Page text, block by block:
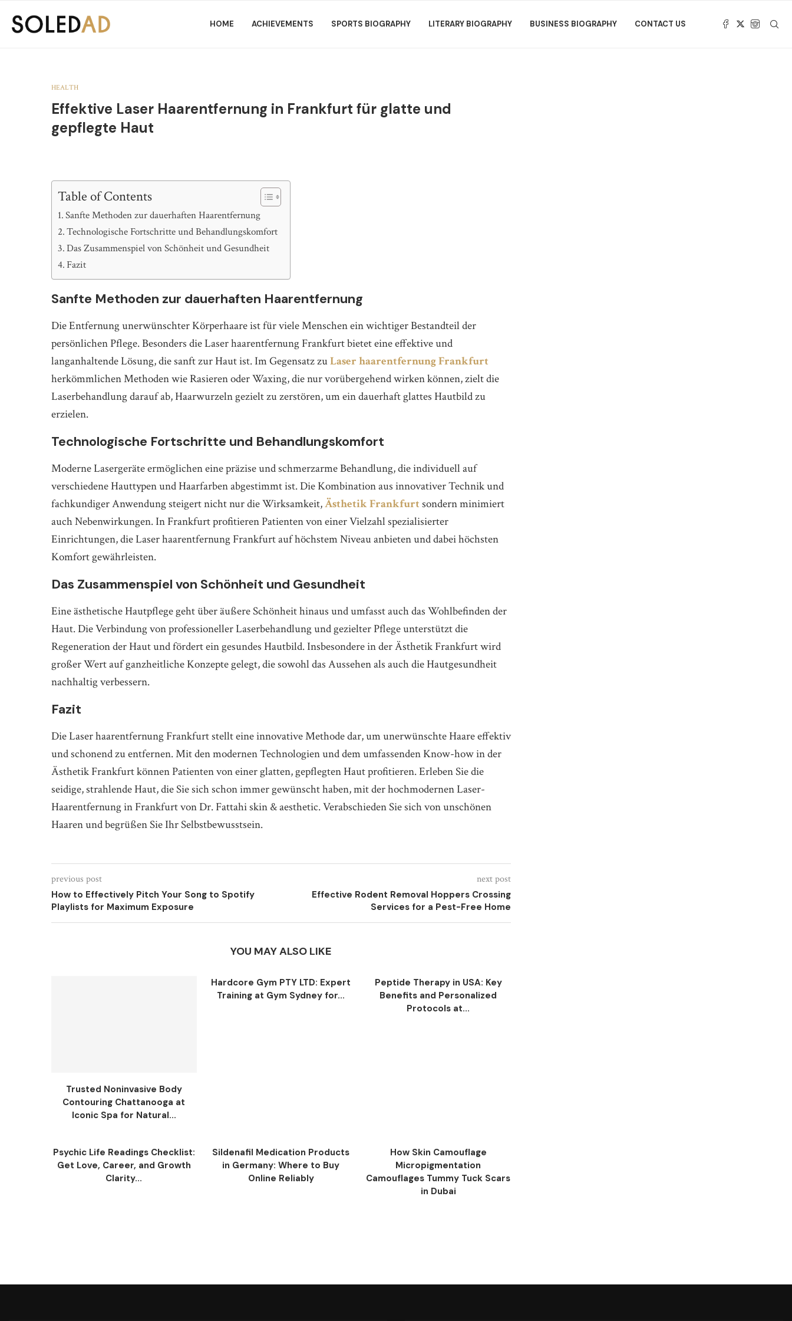
HOME ACHIEVEMENTS SPORTS BIOGRAPHY LITERARY BIOGRAPHY BUSINESS BIOGRAPHY CONTACT US
HEALTH
Effektive Laser Haarentfernung in Frankfurt für glatte und
gepflegte Haut
Table of Contents
Sanfte Methoden zur dauerhaften Haarentfernung
Technologische Fortschritte und Behandlungskomfort
Das Zusammenspiel von Schönheit und Gesundheit
Fazit
Sanfte Methoden zur dauerhaften Haarentfernung
Die Entfernung unerwünschter Körperhaare ist für viele Menschen ein wichtiger Bestandteil der
persönlichen Pflege. Besonders die Laser haarentfernung Frankfurt bietet eine effektive und
langanhaltende Lösung, die sanft zur Haut ist. Im Gegensatz zuLaser haarentfernung Frankfurt
herkömmlichen Methoden wie Rasieren oder Waxing, die nur vorübergehend wirken können, zielt die
Laserbehandlung darauf ab, Haarwurzeln gezielt zu zerstören, um ein dauerhaft glattes Hautbild zu
erzielen.
Technologische Fortschritte und Behandlungskomfort
Moderne Lasergeräte ermöglichen eine präzise und schmerzarme Behandlung, die individuell auf
verschiedene Hauttypen und Haarfarben abgestimmt ist. Die Kombination aus innovativer Technik und
fachkundiger Anwendung steigert nicht nur die Wirksamkeit,Ästhetik Frankfurt sondern minimiert
auch Nebenwirkungen. In Frankfurt profitieren Patienten von einer Vielzahl spezialisierter
Einrichtungen, die Laser haarentfernung Frankfurt auf höchstem Niveau anbieten und dabei höchsten
Komfort gewährleisten.
Das Zusammenspiel von Schönheit und Gesundheit
Eine ästhetische Hautpflege geht über äußere Schönheit hinaus und umfasst auch das Wohlbefinden der
Haut. Die Verbindung von professioneller Laserbehandlung und gezielter Pflege unterstützt die
Regeneration der Haut und fördert ein gesundes Hautbild. Insbesondere in der Ästhetik Frankfurt wird
großer Wert auf ganzheitliche Konzepte gelegt, die sowohl das Aussehen als auch die Hautgesundheit
nachhaltig verbessern.
Fazit
Die Laser haarentfernung Frankfurt stellt eine innovative Methode dar, um unerwünschte Haare effektiv
und schonend zu entfernen. Mit den modernen Technologien und dem umfassenden Know-how in der
Ästhetik Frankfurt können Patienten von einer glatten, gepflegten Haut profitieren. Erleben Sie die
seidige, strahlende Haut, die Sie sich schon immer gewünscht haben, mit der hochmodernen Laser-
Haarentfernung in Frankfurt von Dr. Fattahi skin & aesthetic. Verabschieden Sie sich von unschönen
Haaren und begrüßen Sie Ihr Selbstbewusstsein.
previous post
How to Effectively Pitch Your Song to Spotify
Playlists for Maximum Exposure
next post
Effective Rodent Removal Hoppers Crossing
Services for a Pest-Free Home
YOU MAY ALSO LIKE
Trusted Noninvasive Body
Contouring Chattanooga at
Iconic Spa for Natural...
Hardcore Gym PTY LTD: Expert
Training at Gym Sydney for...
Peptide Therapy in USA: Key
Benefits and Personalized
Protocols at...
Psychic Life Readings Checklist:
Get Love, Career, and Growth
Clarity...
Sildenafil Medication Products
in Germany: Where to Buy
Online Reliably
How Skin Camouflage
Micropigmentation
Camouflages Tummy Tuck Scars
in Dubai